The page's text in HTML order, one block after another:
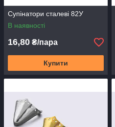
Супінатори сталеві 82У
В наявності
16,80 ₴/пара
Купити